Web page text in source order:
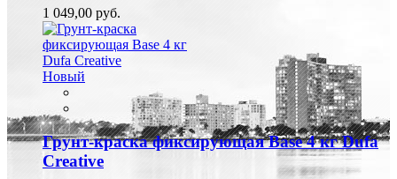
1 049,00 руб.
Новый
Грунт-краска фиксирующая Base 4 кг Dufa
Creative